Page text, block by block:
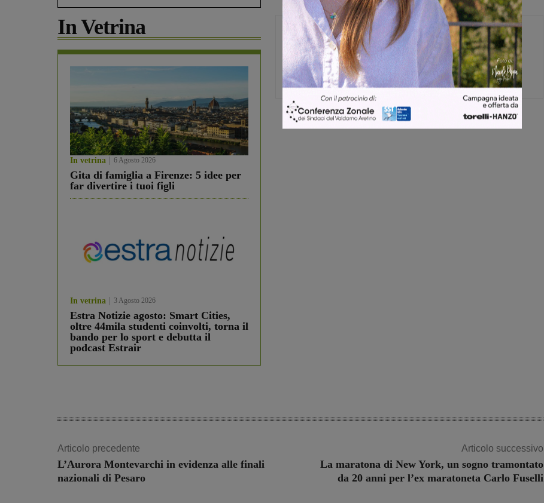
In Vetrina
In vetrina 6 Agosto 2026
Gita di famiglia a Firenze: 5 idee per
far divertire i tuoi figli
In vetrina 3 Agosto 2026
Estra Notizie agosto: Smart Cities,
oltre 44mila studenti coinvolti, torna il
bando per lo sport e debutta il
podcast Estrair
Glenda Venturini
Capo redattore
Articolo precedente
L’Aurora Montevarchi in evidenza alle finali
nazionali di Pesaro
Articolo successivo
La maratona di New York, un sogno tramontato
da 20 anni per l’ex maratoneta Carlo Fuselli